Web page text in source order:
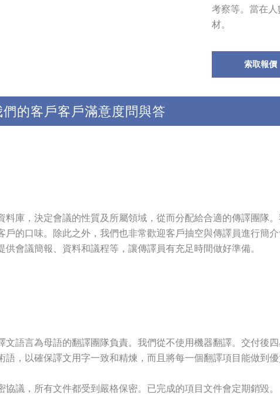
考察等。當在
材。
索取報價
們的客戶客戶滿意度問與答
料庫，決定會議的性質及所屬領域，從而分配給合適的傳譯團隊
的口味。除此之外，我們也非常歡迎客戶抽空與傳譯員進行簡
會議簡報、資料和議程等，讓傳譯員有充足時間做好準備。
語言為母語的翻譯團隊負責。我們從不使用機器翻譯。交付後
語，以確保譯文用字一致和精煉，而且將每一個翻譯項目能做到
議，所有文件都受到嚴格保密。已完成的項目文件會定期銷毀。